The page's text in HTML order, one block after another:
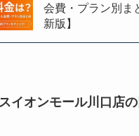
会費・プラン別ま
新版】
イオンモール川口店